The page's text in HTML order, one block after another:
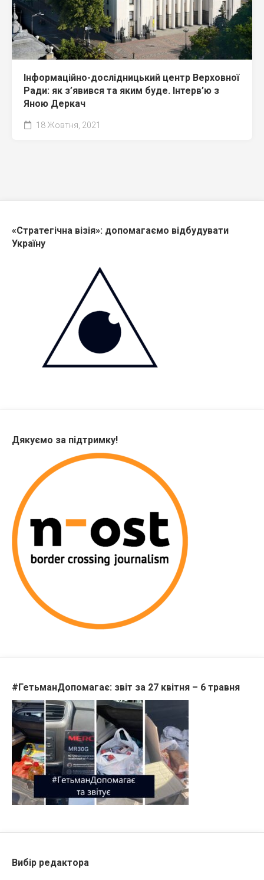
Інформаційно-дослідницький центр Верховної
Ради: як з’явився та яким буде. Інтерв’ю з
Яною Деркач
18 Жовтня, 2021
«Стратегічна візія»: допомагаємо відбудувати
Україну
Дякуємо за підтримку!
#ГетьманДопомагає: звіт за 27 квітня – 6 травня
Вибір редактора